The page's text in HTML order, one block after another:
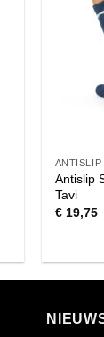
ANTISLIP
Antislip
Tavi
€19,75
heeft